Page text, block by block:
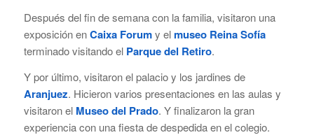
Después del fin de semana con la familia, visitaron una
exposición enCaixa Forumy elmuseo Reina Sofía
terminado visitando el Parque del Retiro.
Y por último, visitaron el palacio y los jardines de
Aranjuez. Hicieron varios presentaciones en las aulas y
visitaron el Museo del Prado. Y finalizaron la gran
experiencia con una fiesta de despedida en el colegio.